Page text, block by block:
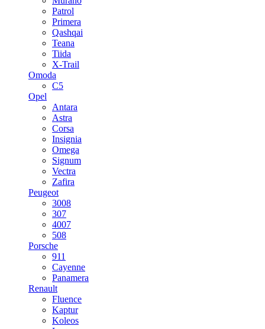
Patrol
Primera
Qashqai
Teana
Tiida
X-Trail
Omoda
C5
Opel
Antara
Astra
Corsa
Insignia
Omega
Signum
Vectra
Zafira
Peugeot
3008
307
4007
508
Porsche
911
Cayenne
Panamera
Renault
Fluence
Kaptur
Koleos